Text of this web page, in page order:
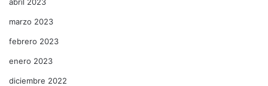
marzo 2023
febrero 2023
enero 2023
diciembre 2022